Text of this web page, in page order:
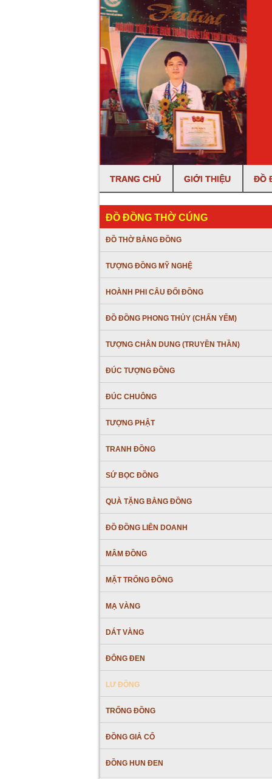
TRANG CHỦ GIỚI THIỆU ĐỒ
ĐỒ ĐỒNG THỜ CÚNG
ĐỒ THỜ BẰNG ĐỒNG
TƯỢNG ĐỒNG MỸ NGHỆ
HOÀNH PHI CÂU ĐỐI ĐỒNG
ĐỒ ĐỒNG PHONG THỦY (CHẤN YỂM)
TƯỢNG CHÂN DUNG (TRUYỀN THẦN)
ĐÚC TƯỢNG ĐỒNG
ĐÚC CHUÔNG
TƯỢNG PHẬT
TRANH ĐỒNG
SỨ BỌC ĐỒNG
QUÀ TẶNG BẰNG ĐỒNG
ĐỒ ĐỒNG LIÊN DOANH
MÂM ĐỒNG
MẶT TRỐNG ĐỒNG
MẠ VÀNG
DÁT VÀNG
ĐÔNG ĐEN
LƯ ĐỒNG
TRỐNG ĐỒNG
ĐỒNG GIẢ CỔ
ĐỒNG HUN ĐEN